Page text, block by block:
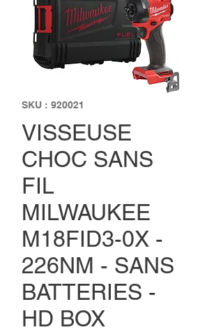
SKU : 920021
VISSEUSE
CHOC SANS
FIL
MILWAUKEE
M18FID3-0X -
226NM - SANS
BATTERIES -
HD BOX